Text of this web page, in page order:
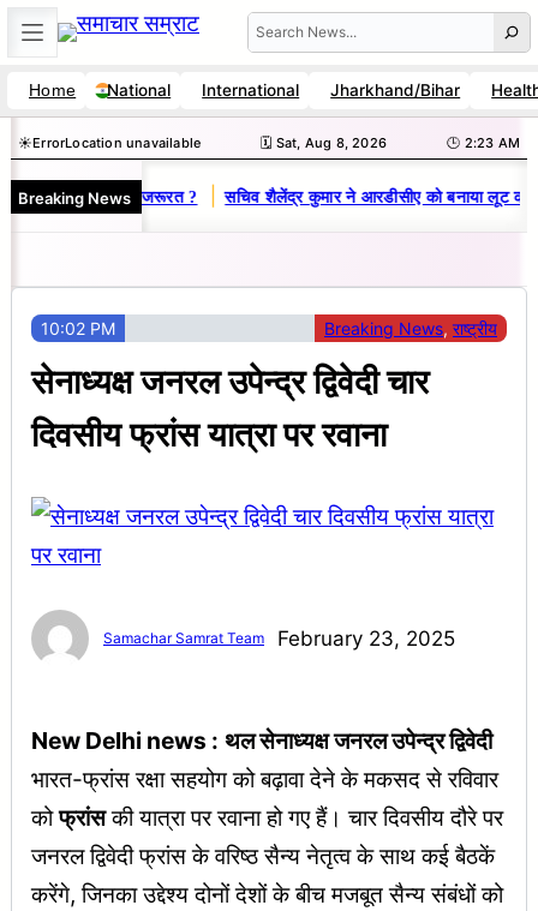
Skip
to
content
Search
Home National International Jharkhand/Bihar
☀️ErrorLocation unavailable 🗓️ Sat, Aug 8, 2026 🕒 2:23 AM
Breaking News
संघ में बदलाव की जरूरत ? | सचिव शैलेंद्र कुमार ने आरडीसीए को बनाया लूट
10:02 PM Breaking News, राष्ट्रीय
सेनाध्यक्ष जनरल उपेन्द्र द्विवेदी चार
दिवसीय फ्रांस यात्रा पर रवाना
Samachar Samrat Team February 23, 2025
New Delhi news : थल सेनाध्यक्ष जनरल उपेन्द्र द्विवेदी
भारत-फ्रांस रक्षा सहयोग को बढ़ावा देने के मकसद से रविवार
कोफ्रांसकी यात्रा पर रवाना हो गए हैं। चार दिवसीय दौरे पर
जनरल द्विवेदी फ्रांस के वरिष्ठ सैन्य नेतृत्व के साथ कई बैठकें
करेंगे, जिनका उद्देश्य दोनों देशों के बीच मजबूत सैन्य संबंधों को